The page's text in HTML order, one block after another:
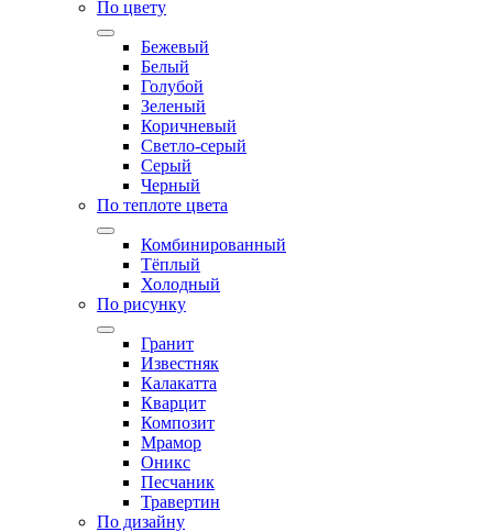
По цвету
Бежевый
Белый
Голубой
Зеленый
Коричневый
Светло-серый
Серый
Черный
По теплоте цвета
Комбинированный
Тёплый
Холодный
По рисунку
Гранит
Известняк
Калакатта
Кварцит
Композит
Мрамор
Оникс
Песчаник
Травертин
По дизайну